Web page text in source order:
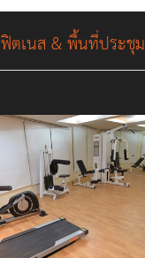
ฟิตเนส & พื้นที่ประชุม